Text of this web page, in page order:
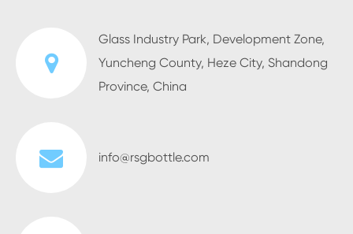
Glass Industry Park, Development Zone,
Yuncheng County, Heze City, Shandong
Province, China
info@rsgbottle.com